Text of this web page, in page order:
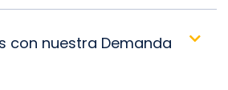
con nuestra Demanda